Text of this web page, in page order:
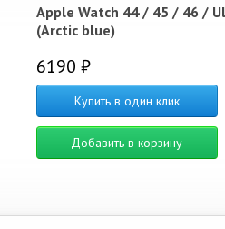
Apple Watch 44 / 45 / 46 /
(Arctic blue)
6190 ₽
Купить в один клик
Добавить в корзину